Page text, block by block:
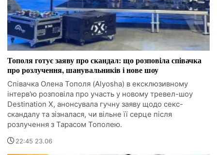
Тополя готує заяву про скандал: що розповіла співачка
про розлучення, шанувальників і нове шоу
Співачка Олена Тополя (Alyosha) в ексклюзивному
інтерв'ю розповіла про участь у новому тревел-шоу
Destination X, анонсувала гучну заяву щодо секс-
скандалу та зізналася, чи вільне її серце після
розлучення з Тарасом Тополею.
22:45 23.06